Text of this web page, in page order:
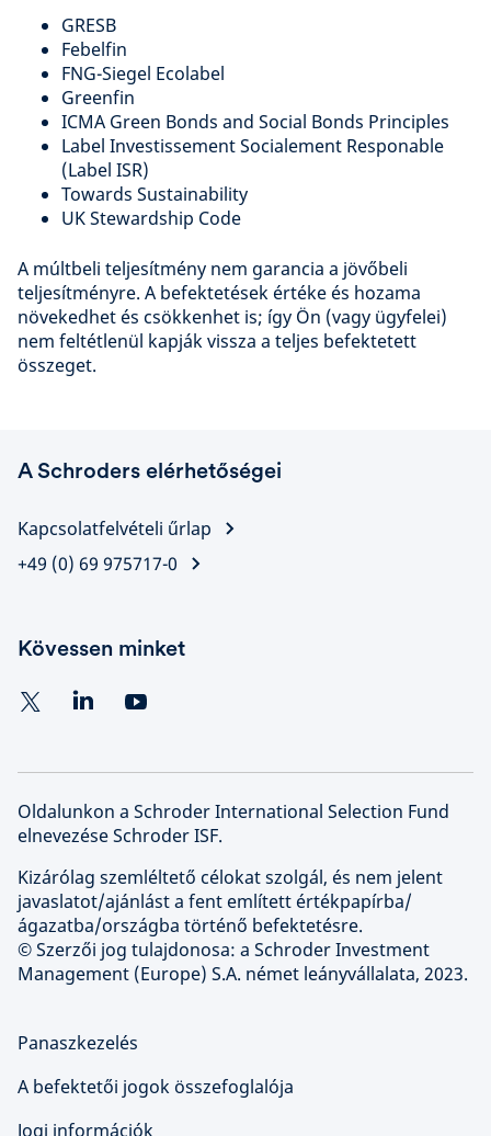
GRESB
Febelfin
FNG-Siegel Ecolabel
Greenfin
ICMA Green Bonds and Social Bonds Principles
Label Investissement Socialement Responable
(Label ISR)
Towards Sustainability
UK Stewardship Code
A múltbeli teljesítmény nem garancia a jövőbeli
teljesítményre. A befektetések értéke és hozama
növekedhet és csökkenhet is; így Ön (vagy ügyfelei)
nem feltétlenül kapják vissza a teljes befektetett
összeget.
A Schroders elérhetőségei
Kapcsolatfelvételi űrlap
+49 (0) 69 975717-0
Kövessen minket
Oldalunkon a Schroder International Selection Fund
elnevezése Schroder ISF.
Kizárólag szemléltető célokat szolgál, és nem jelent
javaslatot/ajánlást a fent említett értékpapírba/
ágazatba/országba történő befektetésre.
© Szerzői jog tulajdonosa: a Schroder Investment
Management (Europe) S.A. német leányvállalata, 2023.
Panaszkezelés
A befektetői jogok összefoglalója
Jogi információk